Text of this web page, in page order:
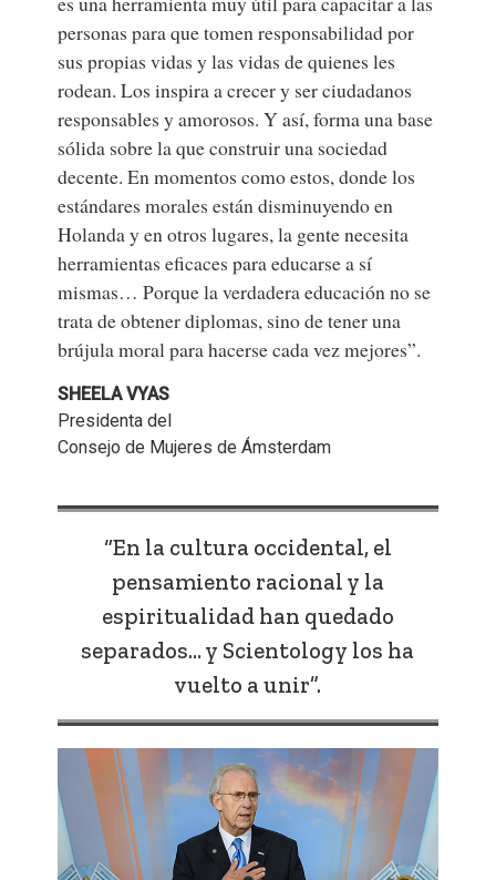
personas para que tomen responsabilidad por
sus propias vidas y las vidas de quienes les
rodean. Los inspira a crecer y ser ciudadanos
responsables y amorosos. Y así, forma una base
sólida sobre la que construir una sociedad
decente. En momentos como estos, donde los
estándares morales están disminuyendo en
Holanda y en otros lugares, la gente necesita
herramientas eficaces para educarse a sí
mismas… Porque la verdadera educación no se
trata de obtener diplomas, sino de tener una
brújula moral para hacerse cada vez mejores”.
SHEELA VYAS
Presidenta del
Consejo de Mujeres de Ámsterdam
“En la cultura occidental, el
pensamiento racional y la
espiritualidad han quedado
separados… y Scientology los ha
vuelto a unir”.